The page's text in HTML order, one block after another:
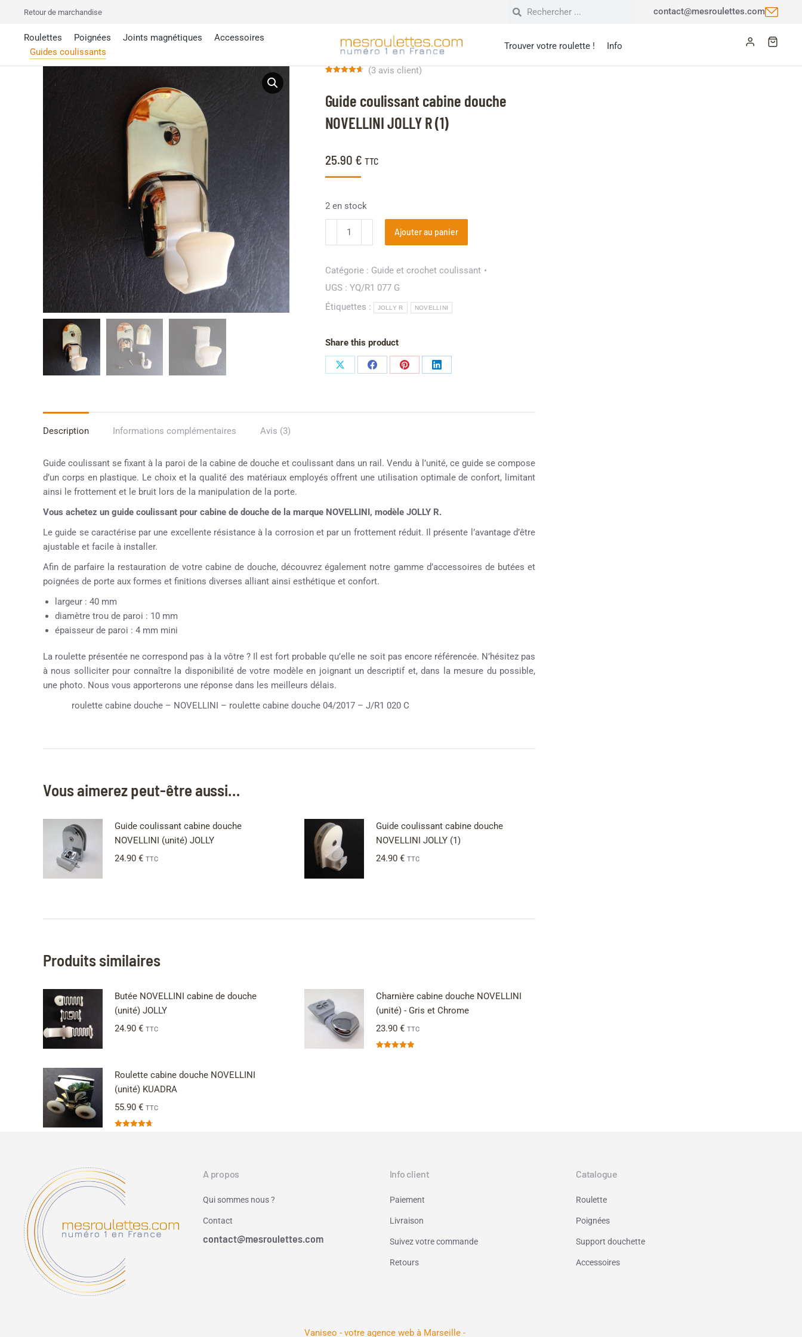
Retour de marchandise contact@mesroulettes.com
Roulettes Poignées Joints magnétiques
Accessoires
Guides coulissants
Trouver votre roulette ! Info
Guide coulissant cabine douche
NOVELLINI JOLLY R (1)
25.90 € TTC
basé sur
notations
(3 avis client)
2 en stock
Ajouter au panier
Catégorie : Guide et crochet coulissant
UGS : YQ/R1 077 G
Étiquettes :
JOLLY R NOVELLINI
Share this product
Description Informations complémentaires Avis (3)
Guide coulissant se fixant à la paroi de la cabine de douche et coulissant dans un rail. Vendu à l’unité, ce guide se compose
d’un corps en plastique. Le choix et la qualité des matériaux employés offrent une utilisation optimale de confort, limitant
ainsi le frottement et le bruit lors de la manipulation de la porte.
Vous achetez un guide coulissant pour cabine de douche de la marque NOVELLINI, modèle JOLLY R.
Le guide se caractérise par une excellente résistance à la corrosion et par un frottement réduit. Il présente l’avantage d’être
ajustable et facile à installer.
Afin de parfaire la restauration de votre cabine de douche, découvrez également notre gamme d’accessoires de butées et
poignées de porte aux formes et finitions diverses alliant ainsi esthétique et confort.
largeur : 40 mm
diamètre trou de paroi : 10 mm
épaisseur de paroi : 4 mm mini
La roulette présentée ne correspond pas à la vôtre ? Il est fort probable qu’elle ne soit pas encore référencée. N’hésitez pas
à nous solliciter pour connaître la disponibilité de votre modèle en joignant un descriptif et, dans la mesure du possible,
une photo. Nous vous apporterons une réponse dans les meilleurs délais.
roulette cabine douche – NOVELLINI – roulette cabine douche 04/2017 – J/R1 020 C
Vous aimerez peut-être aussi…
Guide coulissant cabine douche
NOVELLINI (unité) JOLLY
24.90 € TTC
Guide coulissant cabine douche
NOVELLINI JOLLY (1)
24.90 € TTC
Produits similaires
Butée NOVELLINI cabine de douche
(unité) JOLLY
24.90 € TTC
Charnière cabine douche NOVELLINI
(unité) - Gris et Chrome
23.90 € TTC
Roulette cabine douche NOVELLINI
(unité) KUADRA
55.90 € TTC
A propos
Qui sommes nous ?
Contact
contact@mesroulettes.com
Info client
Paiement
Livraison
Suivez votre commande
Retours
Catalogue
Roulette
Poignées
Support douchette
Accessoires
Vaniseo - votre agence web à Marseille -